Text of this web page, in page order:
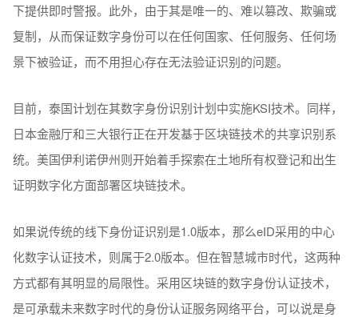
下提供即时警报。此外，由于其是唯一的、难以篡改、欺骗或
复制，从而保证数字身份可以在任何国家、任何服务、任何场
景下被验证，而不用担心存在无法验证识别的问题。
目前，泰国计划在其数字身份识别计划中实施KSI技术。同样，
日本金融厅和三大银行正在开发基于区块链技术的共享识别系
统。美国伊利诺伊州则开始着手探索在土地所有权登记和出生
证明数字化方面部署区块链技术。
如果说传统的线下身份证识别是1.0版本，那么eID采用的中心
化数字认证技术，则属于2.0版本。但在智慧城市时代，这两种
方式都有其明显的局限性。采用区块链的数字身份认证技术，
是可承载未来数字时代的身份认证服务网络平台，可以说是身